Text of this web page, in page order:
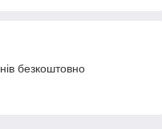
безкоштовно